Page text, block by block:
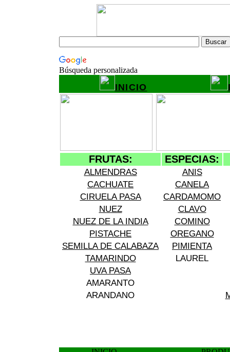
Búsqueda personalizada
INICIO
FRUTAS: ESPECIAS:
ALMENDRAS
ANIS
CACHUATE
CANELA
CIRUELA PASA
CARDAMOMO
NUEZ
CLAVO
NUEZ DE LA INDIA
COMINO
PISTACHE
OREGANO
SEMILLA DE CALABAZA
PIMIENTA
TAMARINDO
LAUREL
UVA PASA
AMARANTO
ARANDANO